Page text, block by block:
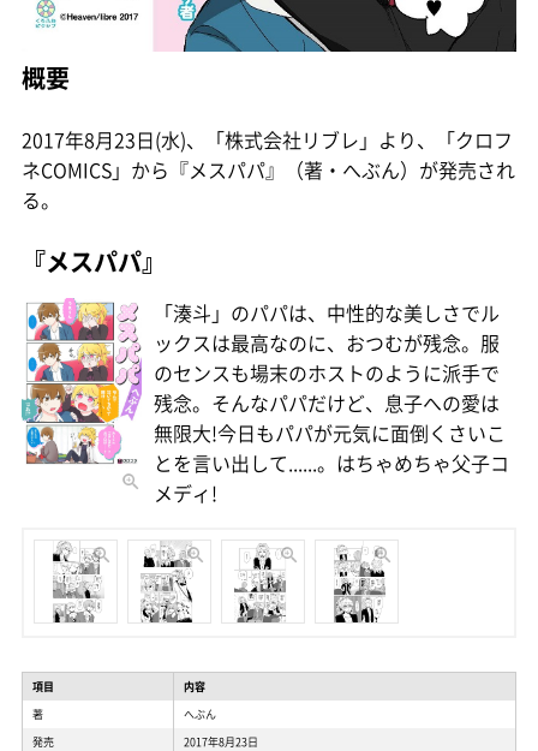
概要
2017年8月23日(水)、「株式会社リブレ」より、「クロフ
ネCOMICS」から『メスパパ』（著・へぶん）が発売され
る。
『メスパパ』
「湊斗」のパパは、中性的な美しさでル
ックスは最高なのに、おつむが残念。服
のセンスも場末のホストのように派手で
残念。そんなパパだけど、息子への愛は
無限大!今日もパパが元気に面倒くさいこ
とを言い出して......。はちゃめちゃ父子コ
メディ!
項目
内容
著
へぶん
発売
2017年8月23日